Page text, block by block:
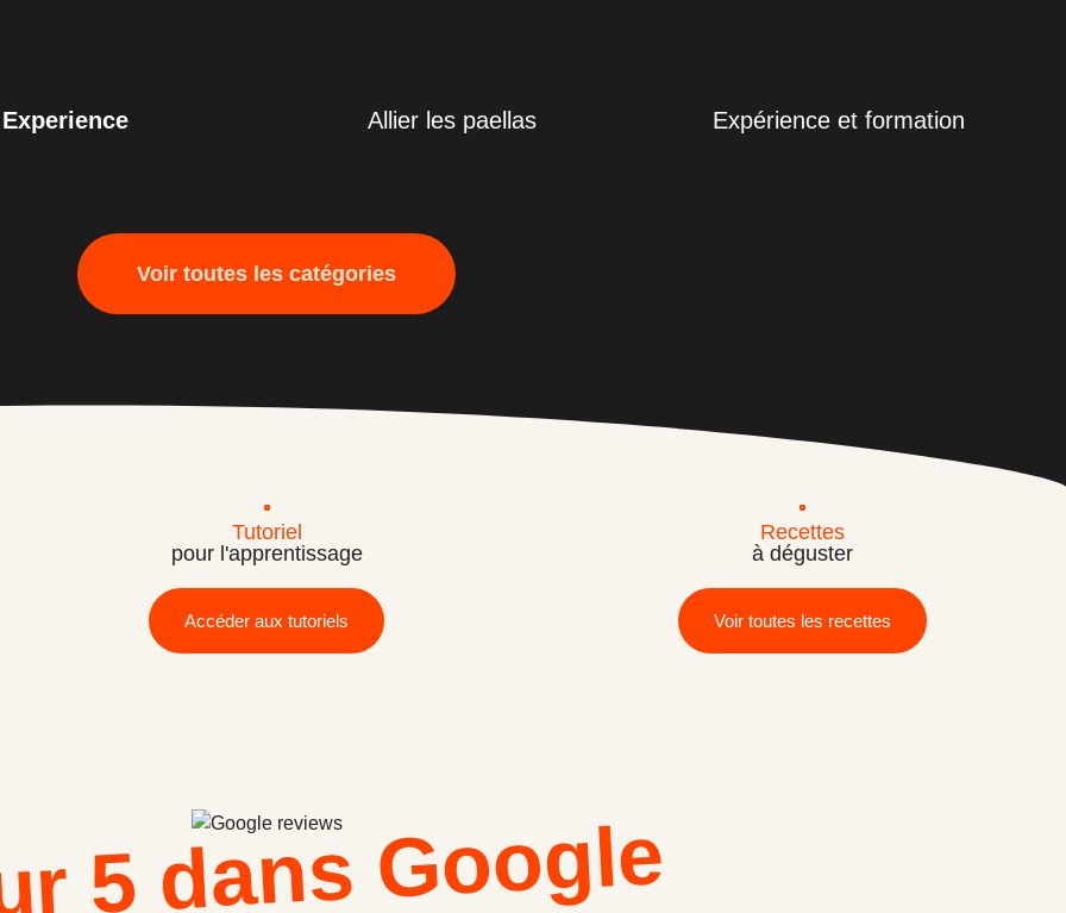
Experience Allier les paellas Expérience et formation
Voir toutes les catégories
Tutoriel
pour l'apprentissage
Accéder aux tutoriels
Recettes
à déguster
Voir toutes les recettes
5 dans Google